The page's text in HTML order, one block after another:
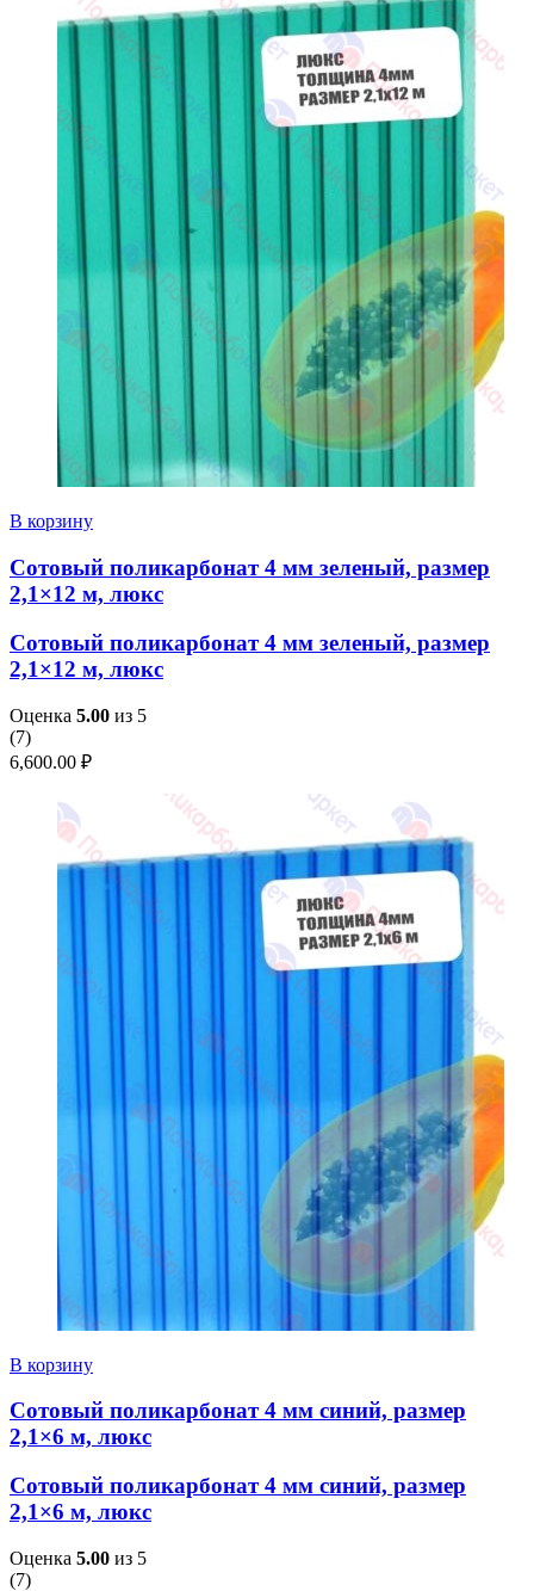
В корзину
Сотовый поликарбонат 4 мм зеленый, размер
2,1×12 м, люкс
Сотовый поликарбонат 4 мм зеленый, размер
2,1×12 м, люкс
Оценка 5.00 из 5
(7)
6,600.00 ₽
В корзину
Сотовый поликарбонат 4 мм синий, размер
2,1×6 м, люкс
Сотовый поликарбонат 4 мм синий, размер
2,1×6 м, люкс
Оценка 5.00 из 5
(7)